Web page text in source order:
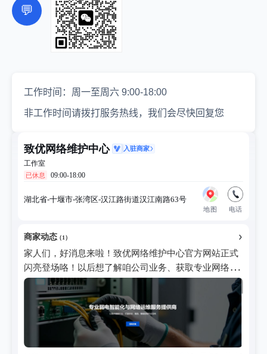
💬
工作时间：周一至周六 9:00-18:00
非工作时间请拨打服务热线，我们会尽快回复您